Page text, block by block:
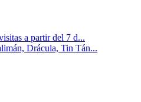
a partir del 7 d...
Drácula, Tin Tán...